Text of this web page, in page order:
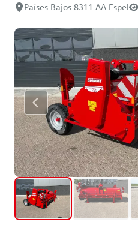
Países Bajos 8311 AA Espel